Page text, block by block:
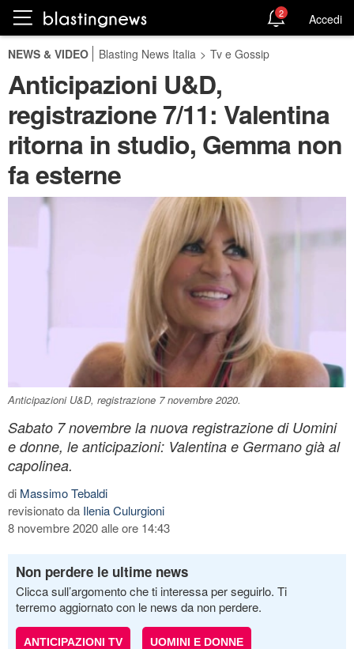
2 Accedi
NEWS & VIDEO Blasting News Italia > Tv e Gossip
Anticipazioni U&D,
registrazione 7/11: Valentina
ritorna in studio, Gemma non
fa esterne
Anticipazioni U&D, registrazione 7 novembre 2020.
Sabato 7 novembre la nuova registrazione di Uomini
e donne, le anticipazioni: Valentina e Germano già al
capolinea.
di Massimo Tebaldi
revisionato da Ilenia Culurgioni
8 novembre 2020 alle ore 14:43
Non perdere le ultime news
Clicca sull’argomento che ti interessa per seguirlo. Ti
terremo aggiornato con le news da non perdere.
ANTICIPAZIONI TV UOMINI E DONNE